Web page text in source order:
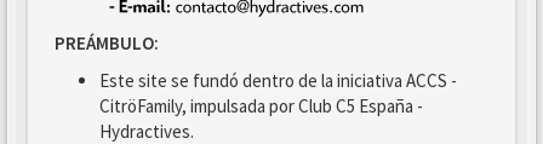
PREÁMBULO:
Este site se fundó dentro de la iniciativa ACCS -
CitröFamily, impulsada por Club C5 España -
Hydractives.